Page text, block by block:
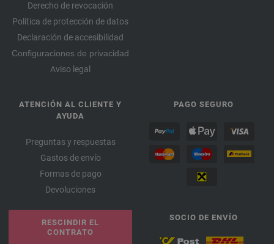
Derecho de revocación
Política de protección de datos
Declaración de accesibilidad
Configuraciones de privacidad
Aviso legal
ATENCIÓN AL CLIENTE Y
AYUDA
Preguntas y respuestas
Gastos de envío
Formas de pago
Devoluciones
RESCINDIR EL
CONTRATO
PAGO SEGURO
SOCIO DE ENVÍO